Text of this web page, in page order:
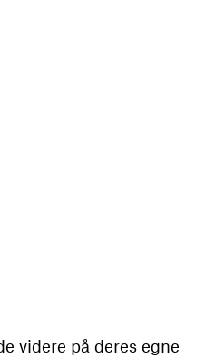
videre på deres egne